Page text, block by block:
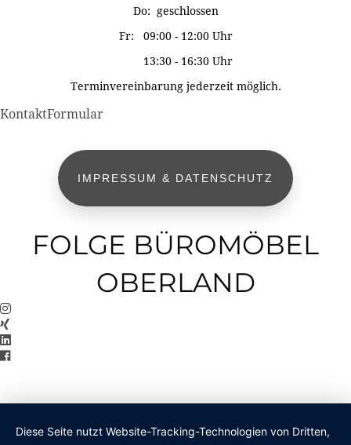
Do: geschlossen
Fr: 09:00 - 12:00 Uhr
13:30 - 16:30 Uhr
Terminvereinbarung jederzeit möglich.
KontaktFormular
IMPRESSUM & DATENSCHUTZ
FOLGE BÜROMÖBEL
OBERLAND
Diese Seite nutzt Website-Tracking-Technologien von Dritten,